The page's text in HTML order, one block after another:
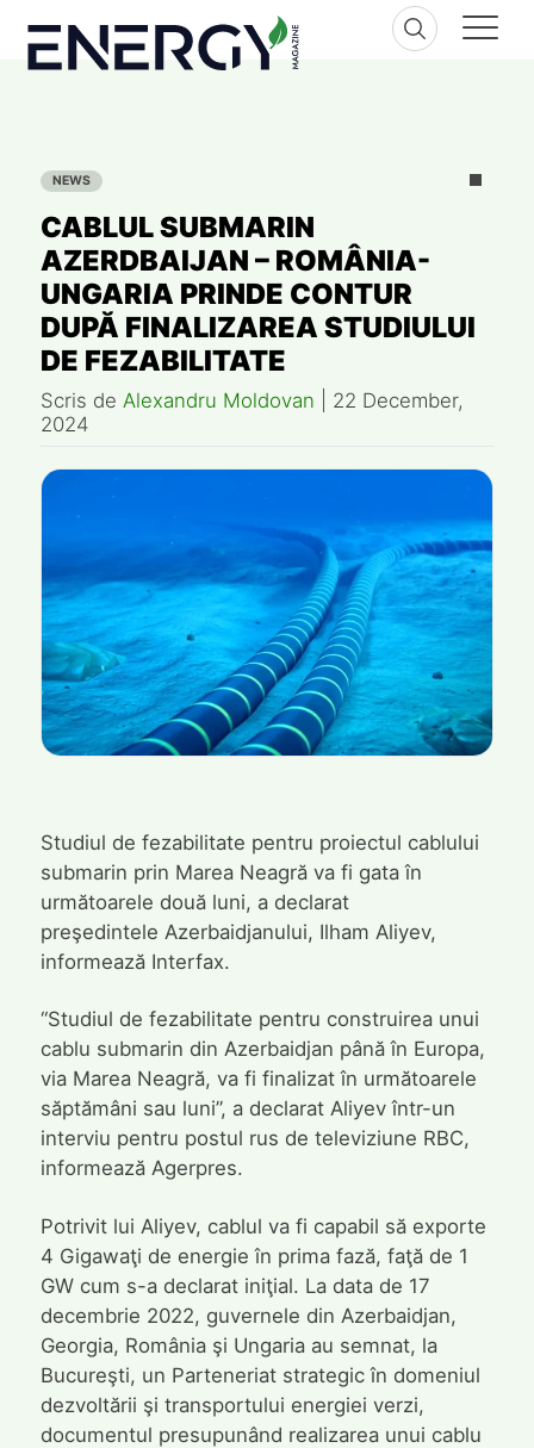
content
NEWS
CABLUL SUBMARIN
AZERDBAIJAN – ROMÂNIA-
UNGARIA PRINDE CONTUR
DUPĂ FINALIZAREA STUDIULUI
DE FEZABILITATE
Scris de Alexandru Moldovan
22 December,
2024
Studiul de fezabilitate pentru proiectul cablului
submarin prin Marea Neagră va fi gata în
următoarele două luni, a declarat
preşedintele Azerbaidjanului, Ilham Aliyev,
informează Interfax.
“Studiul de fezabilitate pentru construirea unui
cablu submarin din Azerbaidjan până în Europa,
via Marea Neagră, va fi finalizat în următoarele
săptămâni sau luni”, a declarat Aliyev într-un
interviu pentru postul rus de televiziune RBC,
informează Agerpres.
Potrivit lui Aliyev, cablul va fi capabil să exporte
4 Gigawaţi de energie în prima fază, faţă de 1
GW cum s-a declarat iniţial. La data de 17
decembrie 2022, guvernele din Azerbaidjan,
Georgia, România şi Ungaria au semnat, la
Bucureşti, un Parteneriat strategic în domeniul
dezvoltării şi transportului energiei verzi,
documentul presupunând realizarea unui cablu